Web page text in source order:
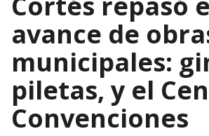
avance de
municipales:
piletas, y el
Convenciones